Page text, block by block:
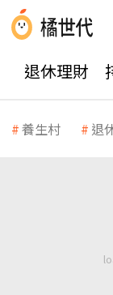
退休理財
養生村 退